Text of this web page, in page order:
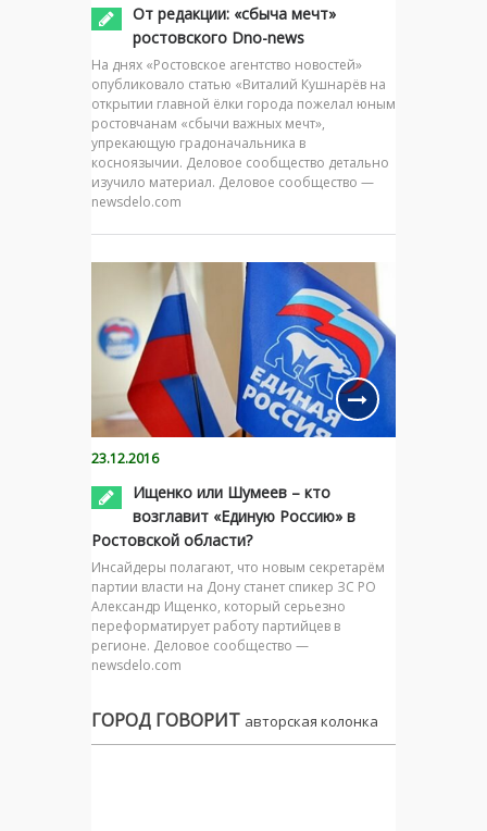
От редакции: «сбыча мечт»
ростовского Dno-news
На днях «Ростовское агентство новостей»
опубликовало статью «Виталий Кушнарёв на
открытии главной ёлки города пожелал юным
ростовчанам «сбычи важных мечт»,
упрекающую градоначальника в
косноязычии. Деловое сообщество детально
изучило материал. Деловое сообщество —
newsdelo.com
23.12.2016
Ищенко или Шумеев – кто
возглавит «Единую Россию» в
Ростовской области?
Инсайдеры полагают, что новым секретарём
партии власти на Дону станет спикер ЗС РО
Александр Ищенко, который серьезно
переформатирует работу партийцев в
регионе. Деловое сообщество —
newsdelo.com
ГОРОД ГОВОРИТ авторская колонка